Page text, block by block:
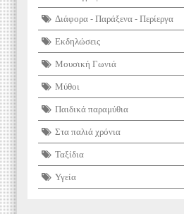
Διάφορα - Παράξενα - Περίεργα
Εκδηλώσεις
Μουσική Γωνιά
Μύθοι
Παιδικά παραμύθια
Στα παλιά χρόνια
Ταξίδια
Υγεία